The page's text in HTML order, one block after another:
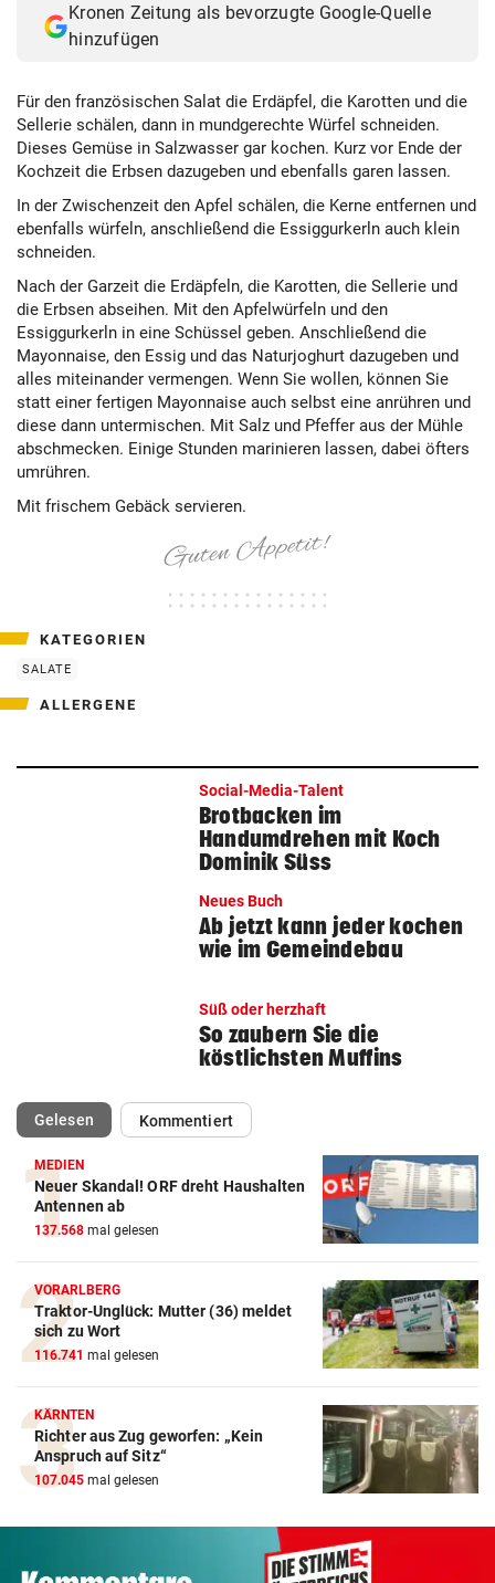
Kronen Zeitung als bevorzugte Google-Quelle
hinzufügen
Für den französischen Salat die Erdäpfel, die Karotten und die
Sellerie schälen, dann in mundgerechte Würfel schneiden.
Dieses Gemüse in Salzwasser gar kochen. Kurz vor Ende der
Kochzeit die Erbsen dazugeben und ebenfalls garen lassen.
In der Zwischenzeit den Apfel schälen, die Kerne entfernen und
ebenfalls würfeln, anschließend die Essiggurkerln auch klein
schneiden.
Nach der Garzeit die Erdäpfeln, die Karotten, die Sellerie und
die Erbsen abseihen. Mit den Apfelwürfeln und den
Essiggurkerln in eine Schüssel geben. Anschließend die
Mayonnaise, den Essig und das Naturjoghurt dazugeben und
alles miteinander vermengen. Wenn Sie wollen, können Sie
statt einer fertigen Mayonnaise auch selbst eine anrühren und
diese dann untermischen. Mit Salz und Pfeffer aus der Mühle
abschmecken. Einige Stunden marinieren lassen, dabei öfters
umrühren.
Mit frischem Gebäck servieren.
KATEGORIEN
SALATE
ALLERGENE
Social-Media-Talent
Brotbacken im
Handumdrehen mit Koch
Dominik Süss
Neues Buch
Ab jetzt kann jeder kochen
wie im Gemeindebau
Süß oder herzhaft
So zaubern Sie die
köstlichsten Muffins
Gelesen(ausgewählt)Kommentiert
MEDIEN
Neuer Skandal! ORF dreht Haushalten
Antennen ab
137.568 mal gelesen
VORARLBERG
Traktor-Unglück: Mutter (36) meldet
sich zu Wort
116.741 mal gelesen
KÄRNTEN
Richter aus Zug geworfen: „Kein
Anspruch auf Sitz“
107.045 mal gelesen